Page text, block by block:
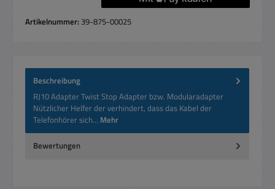
Artikelnummer: 39-875-00025
Beschreibung
RJ10 Adapter Twist Stop Adapter bzw. Modularadapter
Nützlicher Helfer der verhindert, dass das Kabel der
Telefonhörer sich… Mehr
Bewertungen